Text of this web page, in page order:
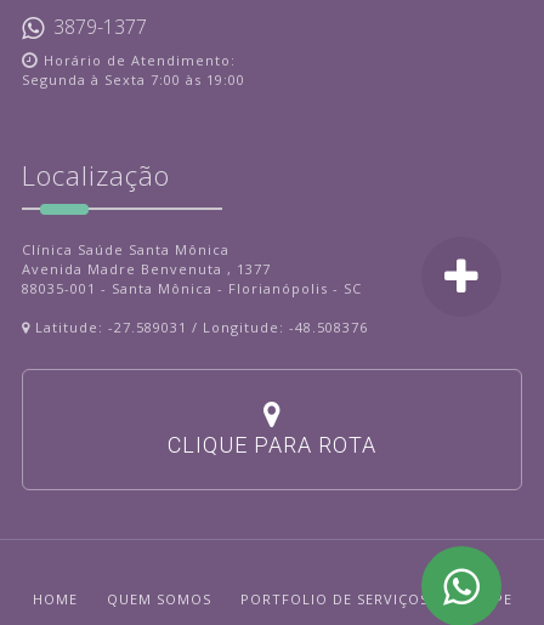
3879-1377
Horário de Atendimento:
Segunda à Sexta 7:00 às 19:00
Localização
Clínica Saúde Santa Mônica
Avenida Madre Benvenuta , 1377
88035-001 - Santa Mônica - Florianópolis - SC
Latitude: -27.589031 / Longitude: -48.508376
CLIQUE PARA ROTA
HOME QUEM SOMOS PORTFOLIO DE SERVIÇOS EQUIPE